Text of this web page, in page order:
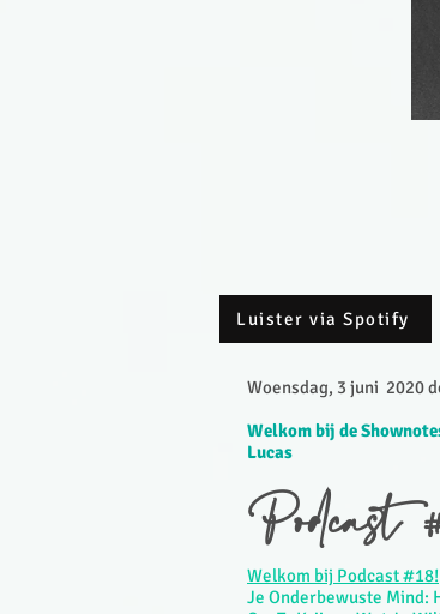
Luister via Spotify
Woensdag, 3 juni 2020
Welkom bij de
Lucas
Podcast
Welkom bij Podcast #18!
Je Onderbewuste Mind: